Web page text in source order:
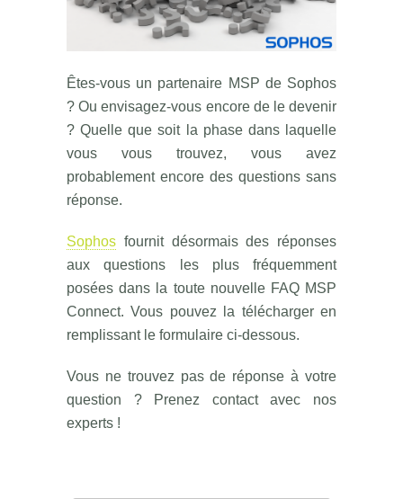
Êtes-vous un partenaire MSP de Sophos
? Ou envisagez-vous encore de le devenir
? Quelle que soit la phase dans laquelle
vous vous trouvez, vous avez
probablement encore des questions sans
réponse.
Sophos fournit désormais des réponses
aux questions les plus fréquemment
posées dans la toute nouvelle FAQ MSP
Connect. Vous pouvez la télécharger en
remplissant le formulaire ci-dessous.
Vous ne trouvez pas de réponse à votre
question ? Prenez contact avec nos
experts !